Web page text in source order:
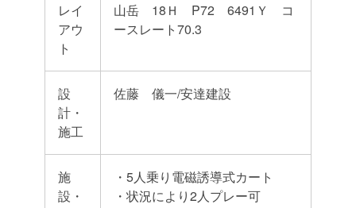
レイ
アウ
ト
山岳 18Ｈ P72 6491Ｙ コ
ースレート70.3
設
計・
施工
佐藤 儀一/安達建設
施
設・
・5人乗り電磁誘導式カート
・状況により2人プレー可